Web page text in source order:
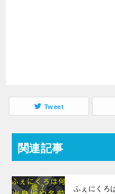
Tweet
関連記事
ふぇにくろ